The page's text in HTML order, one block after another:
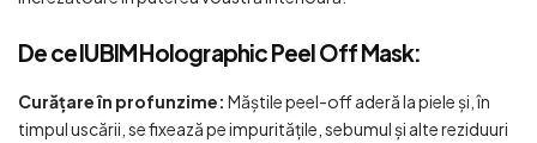
De ce IUBIM Holographic Peel Off Mask:
Curățare în profunzime: Măștile peel-off aderă la piele și, în
timpul uscării, se fixează pe impuritățile, sebumul și alte reziduuri